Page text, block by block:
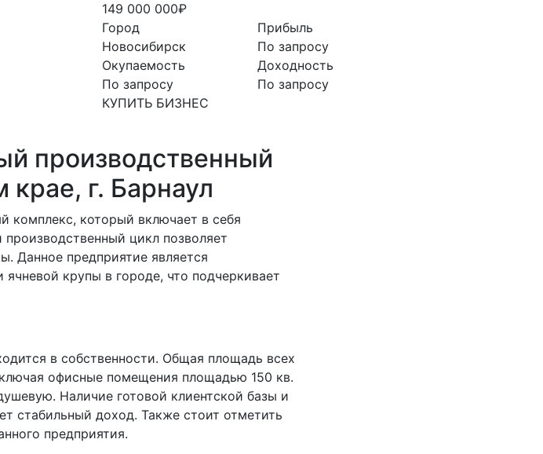
149 000 000₽
Город
Новосибирск
Окупаемость
По запросу
КУПИТЬ БИЗНЕС
Прибыль
По запросу
Доходность
По запросу
производственный
крае, г. Барнаул
комплекс, который включает в себя
цикл позволяет
Данное предприятие является
крупы в городе, что подчеркивает
в собственности. Общая площадь всех
офисные помещения площадью 150 кв.
Наличие готовой клиентской базы и
стабильный доход. Также стоит отметить
предприятия.